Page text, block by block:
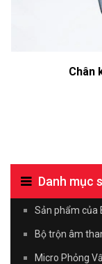
Chân
Danh mục
Sản phẩm của
Bộ trộn âm
Micro Phỏng